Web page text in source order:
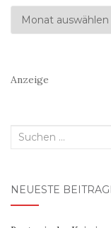
Archiv
Anzeige
Suchen
NEUESTE